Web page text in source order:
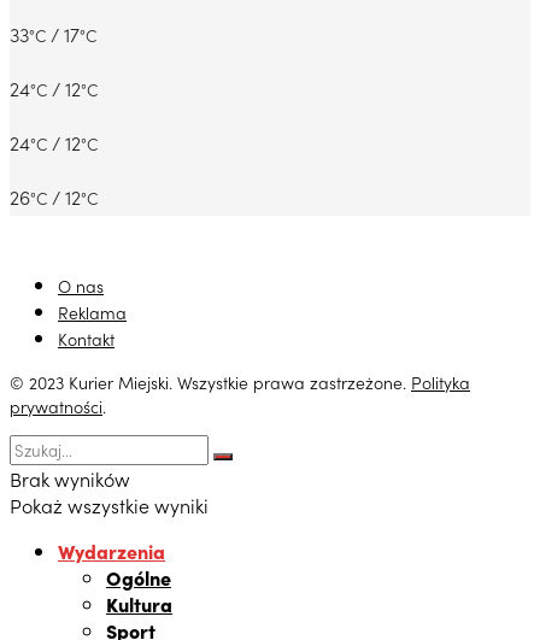
33°C / 17°C
24°C / 12°C
24°C / 12°C
26°C / 12°C
O nas
Reklama
Kontakt
© 2023 Kurier Miejski. Wszystkie prawa zastrzeżone. Polityka
prywatności.
Brak wyników
Pokaż wszystkie wyniki
Wydarzenia
Ogólne
Kultura
Sport